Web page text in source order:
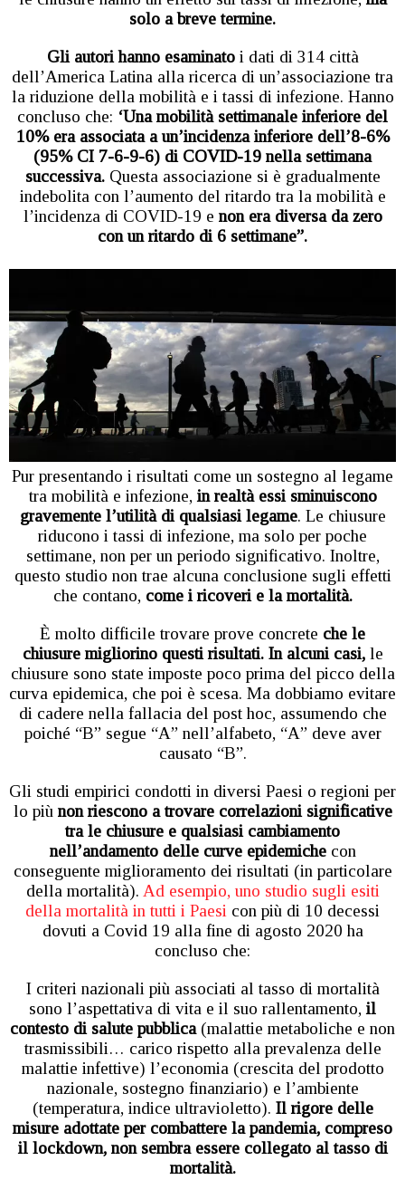
solo a breve termine.
Gli autori hanno esaminatoi dati di 314 città
dell’America Latina alla ricerca di un’associazione tra
la riduzione della mobilità e i tassi di infezione. Hanno
concluso che: ‘Una mobilità settimanale inferiore del
10% era associata a un’incidenza inferiore dell’8-6%
(95% CI 7-6-9-6) di COVID-19 nella settimana
successiva.Questa associazione si è gradualmente
indebolita con l’aumento del ritardo tra la mobilità e
l’incidenza di COVID-19 e non era diversa da zero
con un ritardo di 6 settimane”.
Pur presentando i risultati come un sostegno al legame
tra mobilità e infezione, in realtà essi sminuiscono
gravemente l’utilità di qualsiasi legame. Le chiusure
riducono i tassi di infezione, ma solo per poche
settimane, non per un periodo significativo. Inoltre,
questo studio non trae alcuna conclusione sugli effetti
che contano, come i ricoveri e la mortalità.
È molto difficile trovare prove concrete che le
chiusure migliorino questi risultati. In alcuni casi,le
chiusure sono state imposte poco prima del picco della
curva epidemica, che poi è scesa. Ma dobbiamo evitare
di cadere nella fallacia del post hoc, assumendo che
poiché “B” segue “A” nell’alfabeto, “A” deve aver
causato “B”.
Gli studi empirici condotti in diversi Paesi o regioni per
lo più non riescono a trovare correlazioni significative
tra le chiusure e qualsiasi cambiamento
nell’andamento delle curve epidemiche con
conseguente miglioramento dei risultati (in particolare
della mortalità). Ad esempio, uno studio sugli esiti
della mortalità in tutti i Paesi con più di 10 decessi
dovuti a Covid 19 alla fine di agosto 2020 ha
concluso che:
I criteri nazionali più associati al tasso di mortalità
sono l’aspettativa di vita e il suo rallentamento, il
contesto di salute pubblica (malattie metaboliche e non
trasmissibili… carico rispetto alla prevalenza delle
malattie infettive) l’economia (crescita del prodotto
nazionale, sostegno finanziario) e l’ambiente
(temperatura, indice ultravioletto). Il rigore delle
misure adottate per combattere la pandemia, compreso
il lockdown, non sembra essere collegato al tasso di
mortalità.